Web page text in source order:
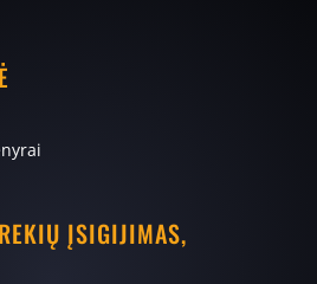
ĮSIGIJIMAS,